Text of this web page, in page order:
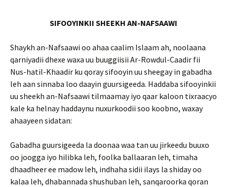
SIFOOYINKII SHEEKH AN-NAFSAAWI
Shaykh an-Nafsaawi oo ahaa caalim Islaam ah, noolaana
qarniyadii dhexe waxa uu buuggiisii Ar-Rowdul-Caadir fii
Nus-hatil-Khaadir ku qoray sifooyin uu sheegay in gabadha
leh aan sinnaba loo daayin guursigeeda. Haddaba sifooyinkii
uu sheekh an-Nafsaawi tilmaamay iyo qaar kaloon tixraacyo
kale ka helnay haddaynu nuxurkoodii soo koobno, waxay
ahaayeen sidatan:
Gabadha guursigeeda la doonaa waa tan uu jirkeedu buuxo
oo joogga iyo hilibka leh, foolka ballaaran leh, timaha
dhaadheer ee madow leh, indhaha sidii ilays la shiday oo
kalaa leh, dhabannada shushuban leh, sanqaroorka qoran